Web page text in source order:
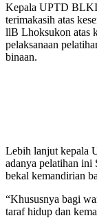
Kepala UPTD BLKI
terimakasih atas
llB Lhoksukon atas
pelaksanaan
binaan.
Lebih lanjut kepala
adanya pelatihan ini
bekal kemandirian
“Khususnya bagi
taraf hidup dan